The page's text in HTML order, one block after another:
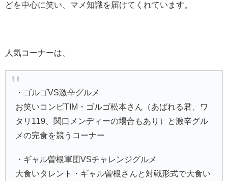
どを中心に笑い、マメ知識を届けてくれています。
人気コーナーは、
・ゴルゴVS激辛グルメ
お笑いコンビTIM・ゴルゴ松本さん（あばれる君、ワ
タリ119、関口メンディーの場合もあり）と激辛グル
メの完食を競うコーナー
・ギャル曽根軍団VSチャレンジグルメ
大食いタレント・ギャル曽根さんと対戦形式で大食い